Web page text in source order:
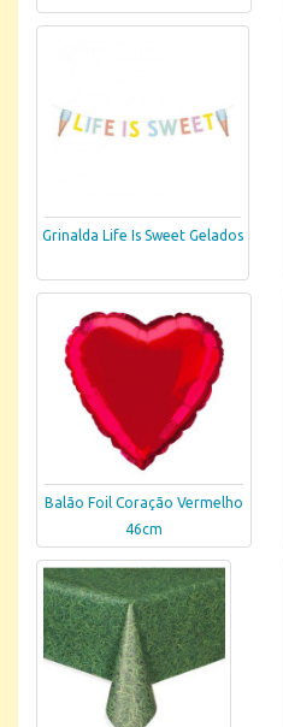
Grinalda Life Is Sweet Gelados
Balão Foil Coração Vermelho
46cm